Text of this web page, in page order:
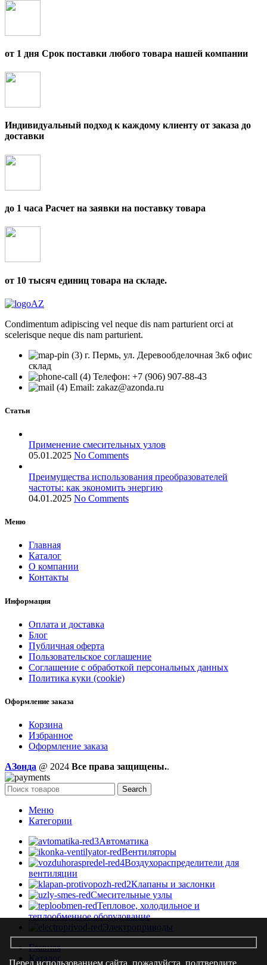
от 1 дня Срок поставки любого товара нашей компании
Индивидуальный подход к каждому клиенту от заказа до
доставки
до 1 часа Расчет на заявки на поставку товара
от 10 тысяч единиц товара на складе.
Condimentum adipiscing vel neque dis nam parturient orci at
scelerisque neque dis nam parturient.
г. Пермь, ул. Деревообделочная 3к6 офис
склад
Телефон: +7 (906) 907-88-43
Email: zakaz@azonda.ru
Статьи
Применение смесительных узлов
05.01.2025 No Comments
Преимущества использования преобразователей
частоты: как экономить энергию
04.01.2025 No Comments
Меню
Главная
Каталог
О компании
Контакты
Информация
Оплата и доставка
Блог
Публичная оферта
Пользовательское соглашение
Соглашение с обработкой персональных данных
Политика куки (cookie)
Оформление заказа
Корзина
Избранное
Оформление заказа
AЗонда @ 2024 Все права защищены..
Search
Меню
Категории
Автоматика
Вентиляторы
Воздухораспределители для
вентиляции
Клапаны и заслонки
Смесительные узлы
Тепловое, холодильное и
теплообменное оборудование
Электроприводы
Главная
Каталог
Перед использованием сайта, пожалуйста, подтвердите